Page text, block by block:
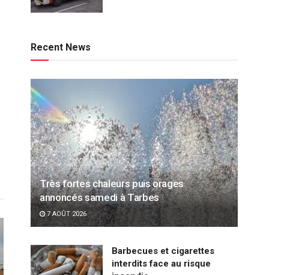
Recent News
Très fortes chaleurs puis orages
annoncés samedi à Tarbes
7 AOÛT 2026
Barbecues et cigarettes
interdits face au risque